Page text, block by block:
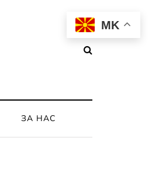
ЗА НАС
MK